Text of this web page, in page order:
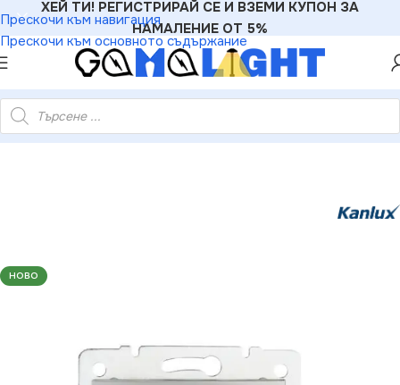
Прескочи към навигация
Прескочи към основното съдържание
ХЕЙ ТИ! РЕГИСТРИРАЙ СЕ И ВЗЕМИ КУПОН ЗА
НАМАЛЕНИЕ ОТ 5%
двойно компютърно гнездо (2x RJ45Cat 6 Jack) DOMO
НОВО